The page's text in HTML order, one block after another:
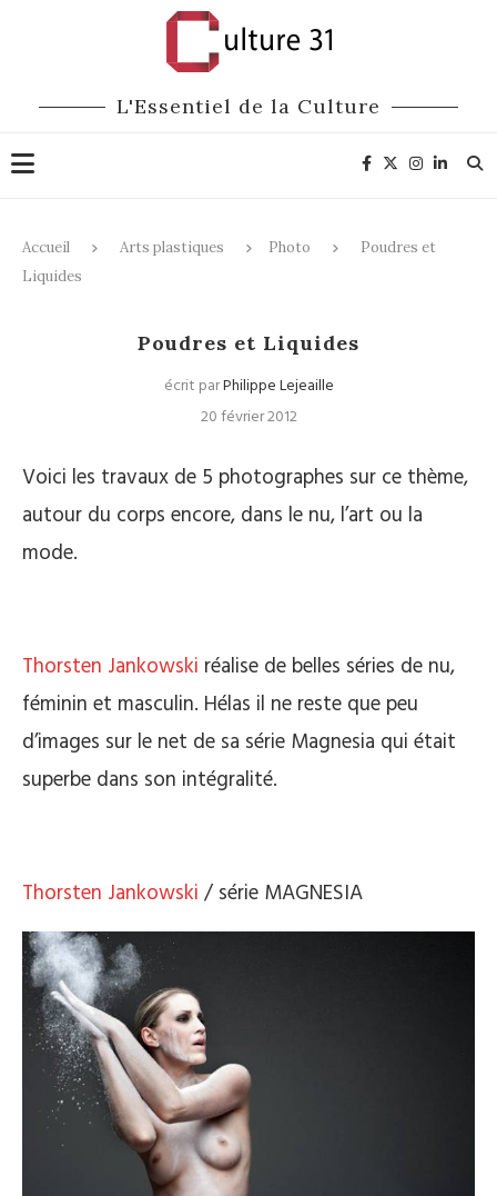
L'Essentiel de la Culture
Accueil Arts plastiques Photo
Poudres et
Liquides
Poudres et Liquides
écrit parPhilippe Lejeaille
20 février 2012
Voici les travaux de 5 photographes sur ce thème,
autour du corps encore, dans le nu, l’art ou la
mode.
Thorsten Jankowski réalise de belles séries de nu,
féminin et masculin. Hélas il ne reste que peu
d’images sur le net de sa série Magnesia qui était
superbe dans son intégralité.
Thorsten Jankowski / série MAGNESIA